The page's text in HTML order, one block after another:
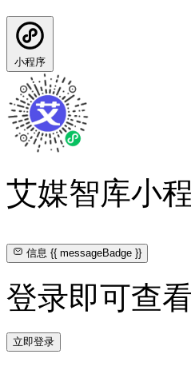
小程序
艾媒智库小
信息{{ messageBadge }}
登录即可查
立即登录